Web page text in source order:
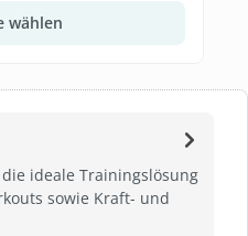
die ideale Trainingslösung
sowie Kraft- und
wählen